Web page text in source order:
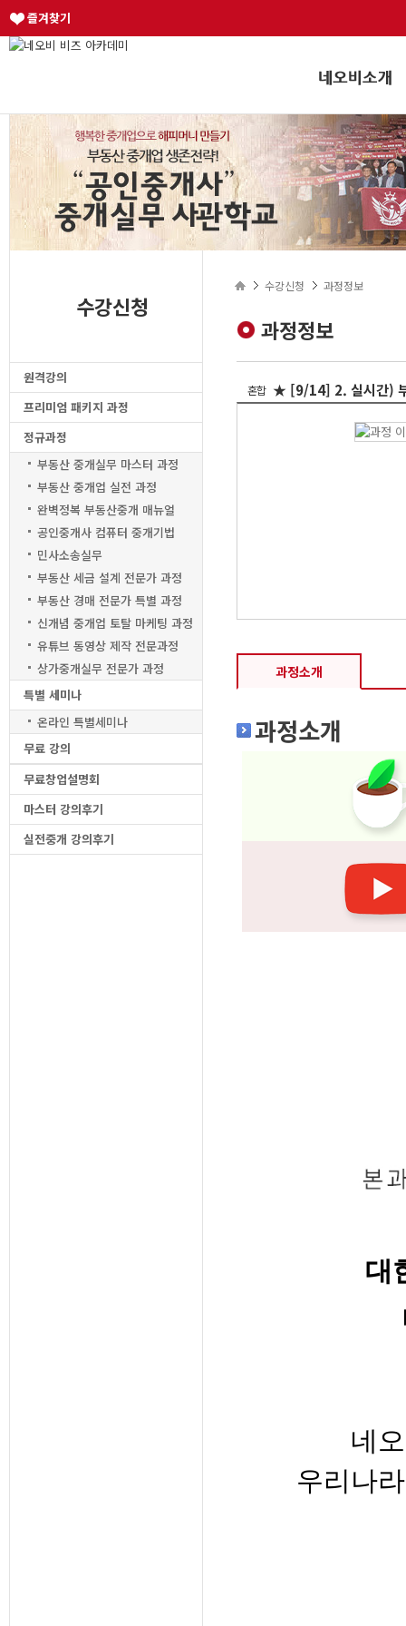
즐겨찾기
수강신청
원격강의
프리미엄 패키지 과정
정규과정
부동산 중개실무 마스터 과정
부동산 중개업 실전 과정
완벽정복 부동산중개 매뉴얼
공인중개사 컴퓨터 중개기법
민사소송실무
부동산 세금 설계 전문가 과정
부동산 경매 전문가 특별 과정
신개념 중개업 토탈 마케팅 과정
유튜브 동영상 제작 전문과정
상가중개실무 전문가 과정
특별 세미나
온라인 특별세미나
무료 강의
무료창업설명회
마스터 강의후기
실전중개 강의후기
수강신청 과정정보
과정정보
혼합 ★ [9/14] 2. 실시간)
과정소개
과정소개
대
네
우리나